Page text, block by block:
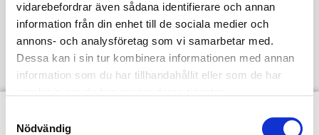
vidarebefordrar även sådana identifierare och annan
information från din enhet till de sociala medier och
annons- och analysföretag som vi samarbetar med.
Dessa kan i sin tur kombinera informationen med annan
information som du har tillhandahållit eller som de har
Nödvändig
Anders Kärrman
”Jeansnörd”